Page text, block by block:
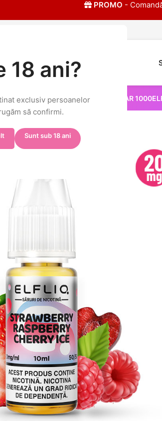
18 ani?
exclusiv persoanelor
să confirmi.
Sunt sub 18 ani
PROMO -
ELFA PRO ELFBAR 1000
Elf Bar ELFLIQ – Strawberry Raspberry